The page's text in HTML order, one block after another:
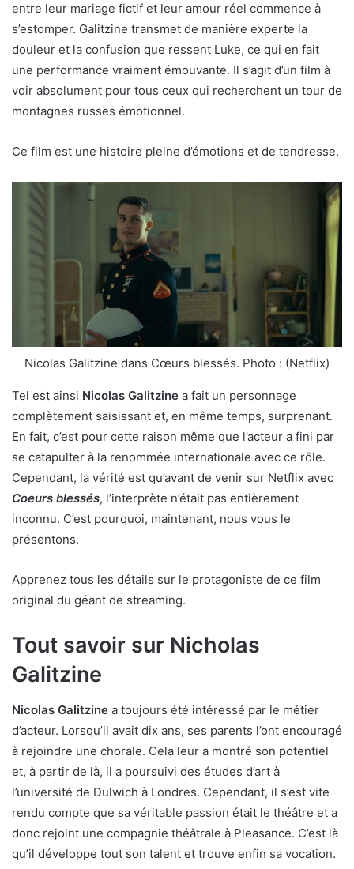
entre leur mariage fictif et leur amour réel commence à
s’estomper. Galitzine transmet de manière experte la
douleur et la confusion que ressent Luke, ce qui en fait
une performance vraiment émouvante. Il s’agit d’un film à
voir absolument pour tous ceux qui recherchent un tour de
montagnes russes émotionnel.
Ce film est une histoire pleine d’émotions et de tendresse.
Nicolas Galitzine dans Cœurs blessés. Photo : (Netflix)
Tel est ainsi Nicolas Galitzine a fait un personnage
complètement saisissant et, en même temps, surprenant.
En fait, c’est pour cette raison même que l’acteur a fini par
se catapulter à la renommée internationale avec ce rôle.
Cependant, la vérité est qu’avant de venir sur Netflix avec
Coeurs blessés, l’interprète n’était pas entièrement
inconnu. C’est pourquoi, maintenant, nous vous le
présentons.
Apprenez tous les détails sur le protagoniste de ce film
original du géant de streaming.
Tout savoir sur Nicholas
Galitzine
Nicolas Galitzine a toujours été intéressé par le métier
d’acteur. Lorsqu’il avait dix ans, ses parents l’ont encouragé
à rejoindre une chorale. Cela leur a montré son potentiel
et, à partir de là, il a poursuivi des études d’art à
l’université de Dulwich à Londres. Cependant, il s’est vite
rendu compte que sa véritable passion était le théâtre et a
donc rejoint une compagnie théâtrale à Pleasance. C’est là
qu’il développe tout son talent et trouve enfin sa vocation.